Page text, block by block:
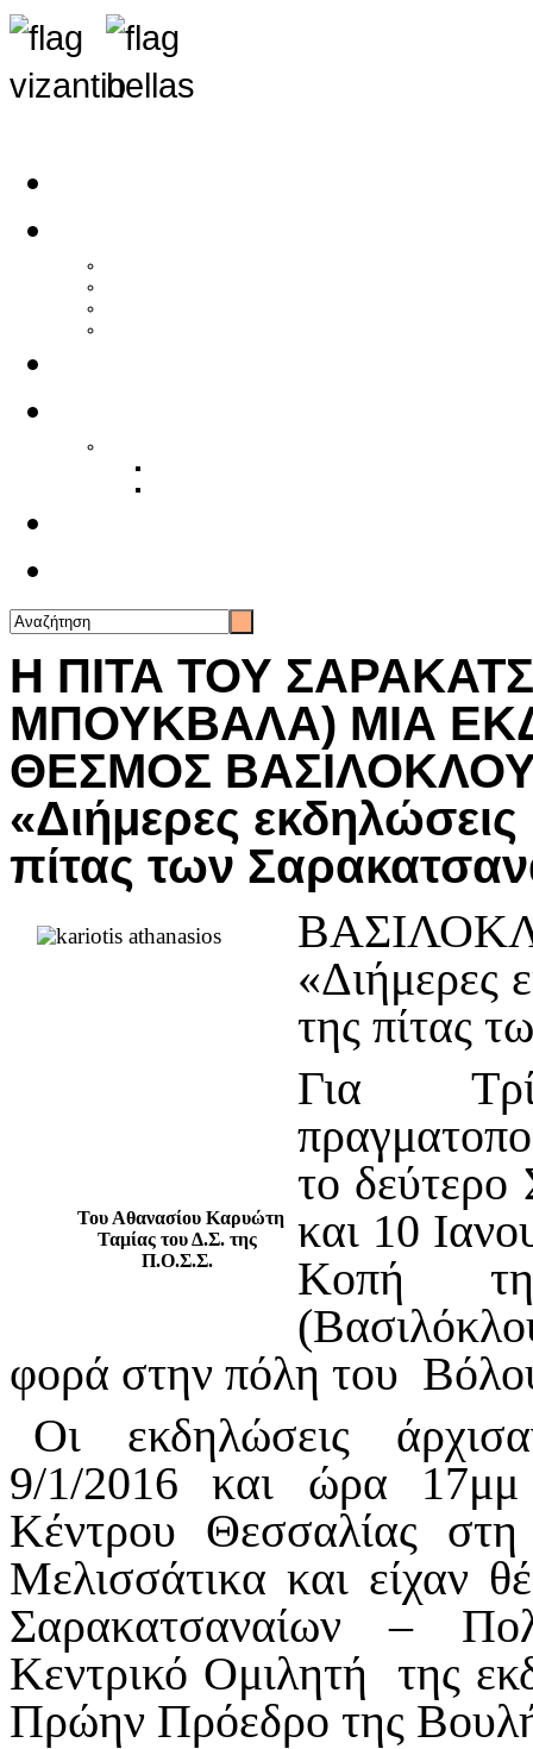
Η ΠΙΤΑ ΤΟΥ
ΜΠΟΥΚΒΑΛΑ) ΜΙΑ
ΘΕΣΜΟΣ
«Διήμερες
πίτας των
Του Αθανασίου Καρυώτη
Ταμίας του Δ.Σ. της
Π.Ο.Σ.Σ.
«Διήμερες
της πίτας
Για
το
και 10
Κοπή
φορά στην πόλη του
Οι εκδηλώσεις
9/1/2016 και ώρα 17μμ
Κέντρου Θεσσαλίας
Μελισσάτικα και είχαν
Σαρακατσαναίων –
Κεντρικό Ομιλητή της
Πρώην Πρόεδρο της